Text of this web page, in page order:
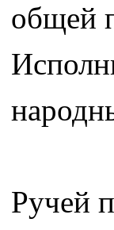
общей
Ручей